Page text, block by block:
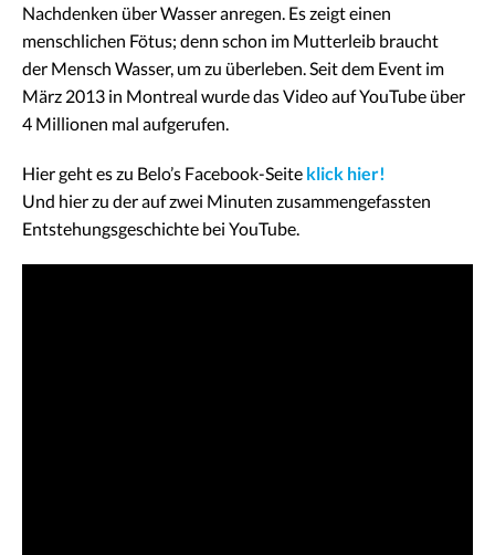
Nachdenken über Wasser anregen. Es zeigt einen
menschlichen Fötus; denn schon im Mutterleib braucht
der Mensch Wasser, um zu überleben. Seit dem Event im
März 2013 in Montreal wurde das Video auf YouTube über
4 Millionen mal aufgerufen.
Hier geht es zu Belo’s Facebook-Seite klick hier!
Und hier zu der auf zwei Minuten zusammengefassten
Entstehungsgeschichte bei YouTube.